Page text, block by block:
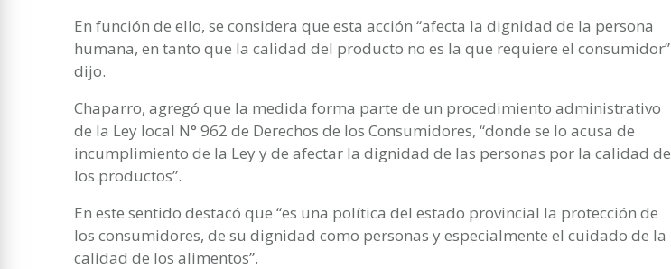
En función de ello, se considera que esta acción “afecta la dignidad de la persona
humana, en tanto que la calidad del producto no es la que requiere el consumidor”
dijo.
Chaparro, agregó que la medida forma parte de un procedimiento administrativo
de la Ley local N° 962 de Derechos de los Consumidores, “donde se lo acusa de
incumplimiento de la Ley y de afectar la dignidad de las personas por la calidad de
los productos”.
En este sentido destacó que “es una política del estado provincial la protección de
los consumidores, de su dignidad como personas y especialmente el cuidado de la
calidad de los alimentos”.